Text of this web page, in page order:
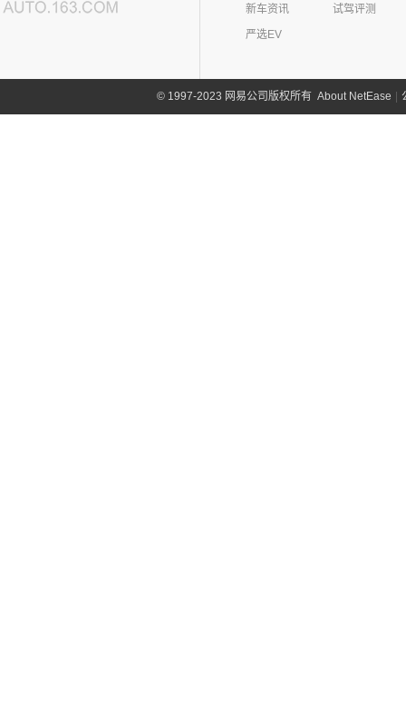
新车资讯
试驾评测
严选EV
©1997-2023 网易公司版权所有 About NetEase